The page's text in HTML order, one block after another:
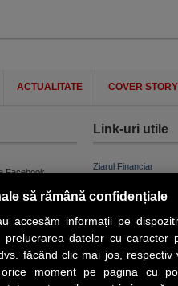
ACTUALITATE COVER STORY
Facebook
Link-uri utile
Ziarul Financiar
Contact Redactie
Contact Marketing
Contact Vanzari
Abonamente print
Redactorii BM
să rămână confidențiale
accesăm informații pe
datelor cu caracter
făcând clic mai jos, respectiv
moment pe pagina cu